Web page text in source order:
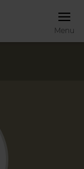
Menu